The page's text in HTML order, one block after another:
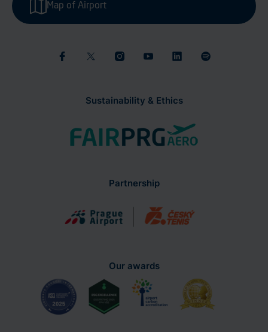
Sustainability & Ethics
Map of Airport
Partnership
Our awards